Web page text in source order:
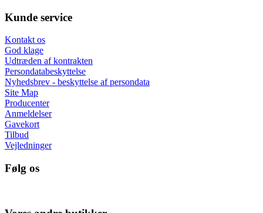
Kunde service
Kontakt os
God klage
Udtræden af kontrakten
Persondatabeskyttelse
Nyhedsbrev - beskyttelse af persondata
Site Map
Producenter
Anmeldelser
Gavekort
Tilbud
Vejledninger
Følg os